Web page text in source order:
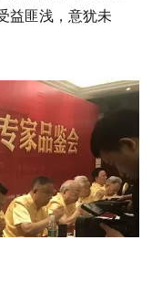
益匪浅，意犹未